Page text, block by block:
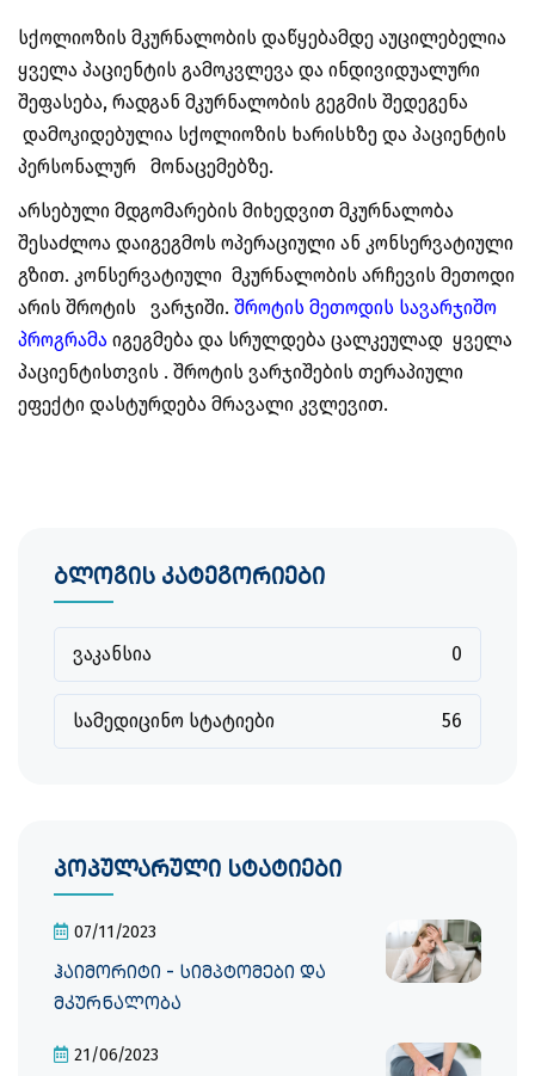
სქოლიოზის მკურნალობის დაწყებამდე აუცილებელია
ყველა პაციენტის გამოკვლევა და ინდივიდუალური
შეფასება, რადგან მკურნალობის გეგმის შედეგენა
დამოკიდებულია სქოლიოზის ხარისხზე და პაციენტის
პერსონალურ მონაცემებზე.
არსებული მდგომარების მიხედვით მკურნალობა
შესაძლოა დაიგეგმოს ოპერაციული ან კონსერვატიული
გზით. კონსერვატიული მკურნალობის არჩევის მეთოდი
არის შროტის ვარჯიში. შროტის მეთოდის სავარჯიშო
პროგრამა იგეგმება და სრულდება ცალკეულად ყველა
პაციენტისთვის . შროტის ვარჯიშების თერაპიული
ეფექტი დასტურდება მრავალი კვლევით.
ბლოგის კატეგორიები
ვაკანსია 0
სამედიცინო სტატიები 56
პოპულარული სტატიები
07/11/2023
ჰაიმორიტი - სიმპტომები და
მკურნალობა
21/06/2023